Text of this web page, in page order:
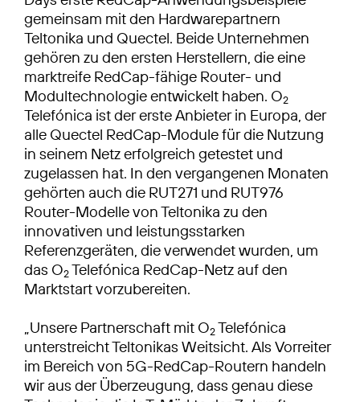
gemeinsam mit den Hardwarepartnern
Teltonika und Quectel. Beide Unternehmen
gehören zu den ersten Herstellern, die eine
marktreife RedCap-fähige Router- und
Modultechnologie entwickelt haben. O2
Telefónica ist der erste Anbieter in Europa, der
alle Quectel RedCap-Module für die Nutzung
in seinem Netz erfolgreich getestet und
zugelassen hat. In den vergangenen Monaten
gehörten auch die RUT271 und RUT976
Router-Modelle von Teltonika zu den
innovativen und leistungsstarken
Referenzgeräten, die verwendet wurden, um
das O2Telefónica RedCap-Netz auf den
Marktstart vorzubereiten.
„Unsere Partnerschaft mit O2Telefónica
unterstreicht Teltonikas Weitsicht. Als Vorreiter
im Bereich von 5G-RedCap-Routern handeln
wir aus der Überzeugung, dass genau diese